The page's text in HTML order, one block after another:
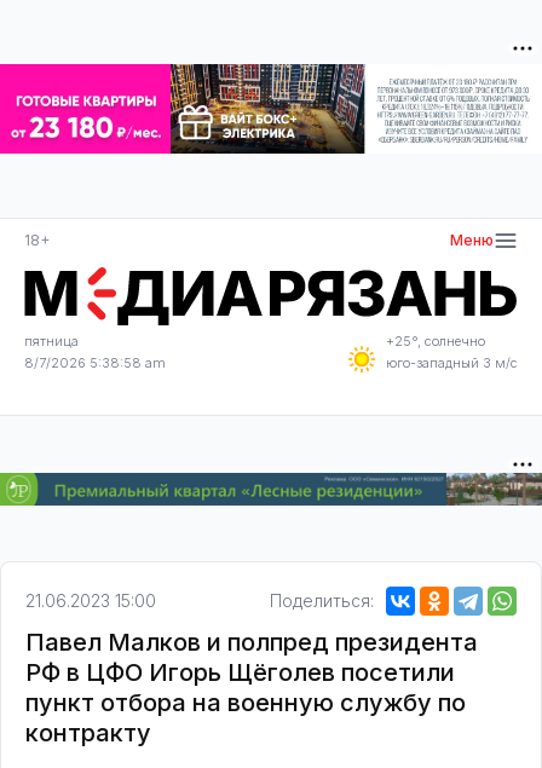
18+ Меню
пятница
8/7/2026 5:38:58 am
+25°, солнечно
юго-западный 3 м/с
21.06.2023 15:00 Поделиться:
Павел Малков и полпред президента
РФ в ЦФО Игорь Щёголев посетили
пункт отбора на военную службу по
контракту